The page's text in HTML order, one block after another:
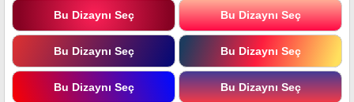
Bu Dizaynı Seç Bu Dizaynı Seç
Bu Dizaynı Seç Bu Dizaynı Seç
Bu Dizaynı Seç Bu Dizaynı Seç